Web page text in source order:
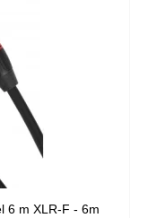
6 m XLR-F - 6m